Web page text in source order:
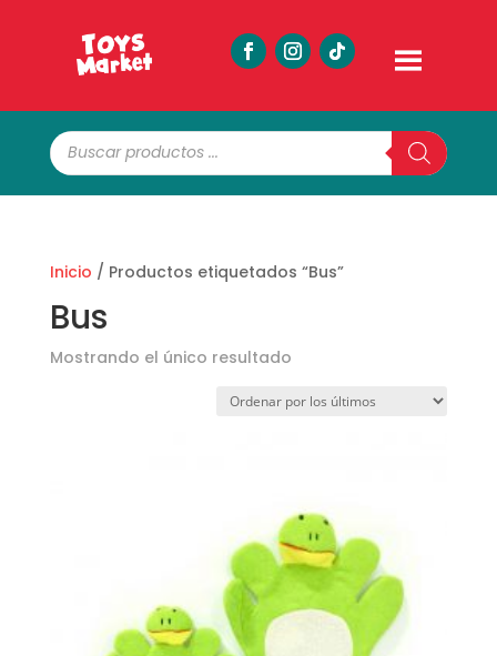
Búsqueda
de
productos
Inicio / Productos etiquetados “Bus”
Bus
Mostrando el único resultado